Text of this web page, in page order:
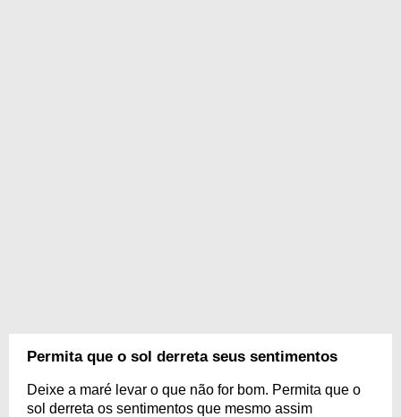
Permita que o sol derreta seus sentimentos
Deixe a maré levar o que não for bom. Permita que o
sol derreta os sentimentos que mesmo assim